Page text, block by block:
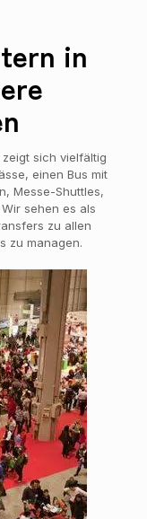
in
sich vielfältig
einen Bus mit
Messe-Shuttles,
sehen es als
zu allen
zu managen.